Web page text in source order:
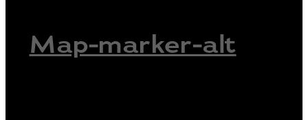
Map-marker-alt